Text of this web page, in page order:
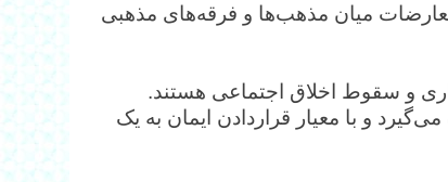
میان مذهب‌ها و فرقه‌های مذهبی
و سقوط اخلاق اجتماعی هستند.
و با معیار قراردادن ایمان به یک